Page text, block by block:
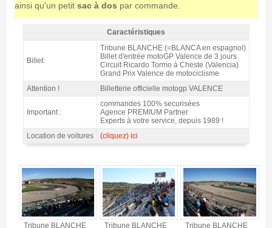
ainsi qu'un petit sac à dos par commande.
Billet Tribune BLANCHE MotoGP Valence 2026 - Caractéristiques
Caractéristiques
Billet:
Tribune BLANCHE (=BLANCA en espagnol)
Billet d'entrée motoGP Valence de 3 jours
Circuit Ricardo Tormo à Cheste (Valencia)
Grand Prix Valence de motociclisme
Attention !
Billetterie officielle motogp VALENCE
Important :
commandes 100% securisées
Agence PREMIUM Partner
Experts à votre service, depuis 1989 !
Location de voitures
(cliquez) ici
Tribune BLANCHE Tribune BLANCHE Tribune BLANCHE